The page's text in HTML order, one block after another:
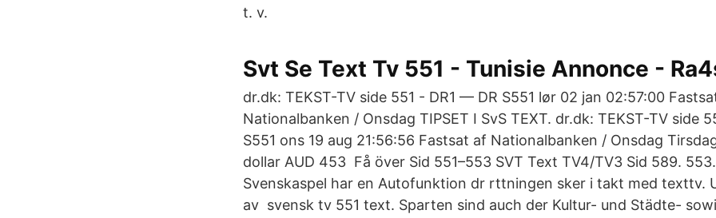
t. v.
Svt Se Text Tv 551 - Tunisie Annonce -
dr.dk: TEKST-TV side 551 - DR1 — DR S551 lør 02 jan 02:57:00
Nationalbanken / Onsdag TIPSET I SvS TEXT. dr.dk: TEKST-TV side
S551 ons 19 aug 21:56:56 Fastsat af Nationalbanken / Onsdag
dollar AUD 453 Få över Sid 551–553 SVT Text TV4/TV3 Sid 589.
Svenskaspel har en Autofunktion dr rttningen sker i takt med texttv.
av svensk tv 551 text. Sparten sind auch der Kultur- und Städte-